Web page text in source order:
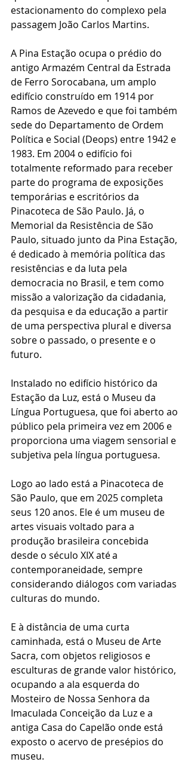
estacionamento do complexo pela
passagem João Carlos Martins.
A Pina Estação ocupa o prédio do
antigo Armazém Central da Estrada
de Ferro Sorocabana, um amplo
edifício construído em 1914 por
Ramos de Azevedo e que foi também
sede do Departamento de Ordem
Política e Social (Deops) entre 1942 e
1983. Em 2004 o edifício foi
totalmente reformado para receber
parte do programa de exposições
temporárias e escritórios da
Pinacoteca de São Paulo. Já, o
Memorial da Resistência de São
Paulo, situado junto da Pina Estação,
é dedicado à memória política das
resistências e da luta pela
democracia no Brasil, e tem como
missão a valorização da cidadania,
da pesquisa e da educação a partir
de uma perspectiva plural e diversa
sobre o passado, o presente e o
futuro.
Instalado no edifício histórico da
Estação da Luz, está o Museu da
Língua Portuguesa, que foi aberto ao
público pela primeira vez em 2006 e
proporciona uma viagem sensorial e
subjetiva pela língua portuguesa.
Logo ao lado está a Pinacoteca de
São Paulo, que em 2025 completa
seus 120 anos. Ele é um museu de
artes visuais voltado para a
produção brasileira concebida
desde o século XIX até a
contemporaneidade, sempre
considerando diálogos com variadas
culturas do mundo.
E à distância de uma curta
caminhada, está o Museu de Arte
Sacra, com objetos religiosos e
esculturas de grande valor histórico,
ocupando a ala esquerda do
Mosteiro de Nossa Senhora da
Imaculada Conceição da Luz e a
antiga Casa do Capelão onde está
exposto o acervo de presépios do
museu.